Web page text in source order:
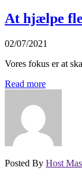
At hjælpe
02/07/2021
Vores fokus er at
Read more
Posted By Host